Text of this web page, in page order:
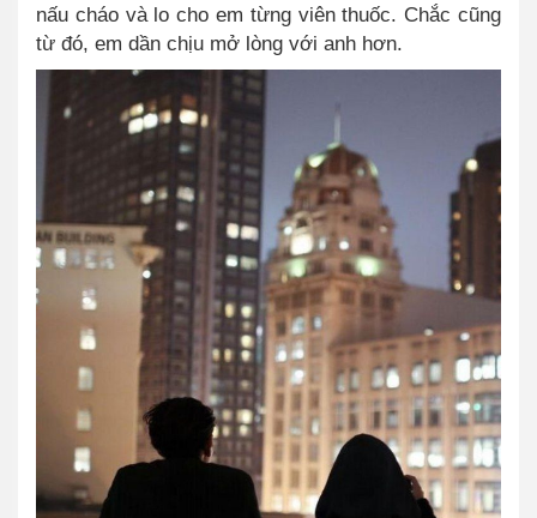
nấu cháo và lo cho em từng viên thuốc. Chắc cũng
từ đó, em dần chịu mở lòng với anh hơn.